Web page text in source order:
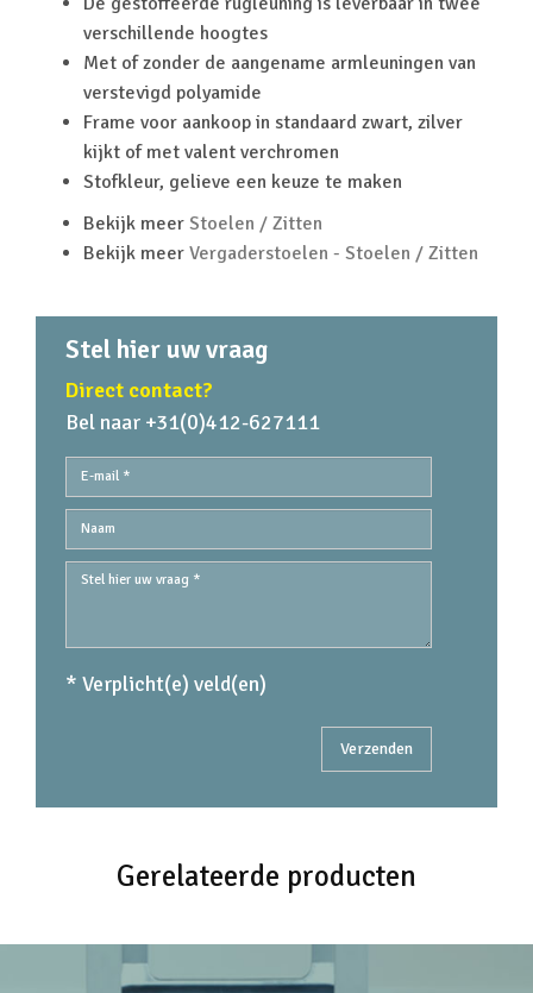
verschillende hoogtes
Met of zonder de aangename armleuningen van
verstevigd polyamide
Frame voor aankoop in standaard zwart, zilver
kijkt of met valent verchromen
Stofkleur, gelieve een keuze te maken
Bekijk meer Stoelen / Zitten
Bekijk meer Vergaderstoelen - Stoelen / Zitten
Stel hier uw vraag
Direct contact?
Bel naar +31(0)412-627111
* Verplicht(e) veld(en)
Gerelateerde producten